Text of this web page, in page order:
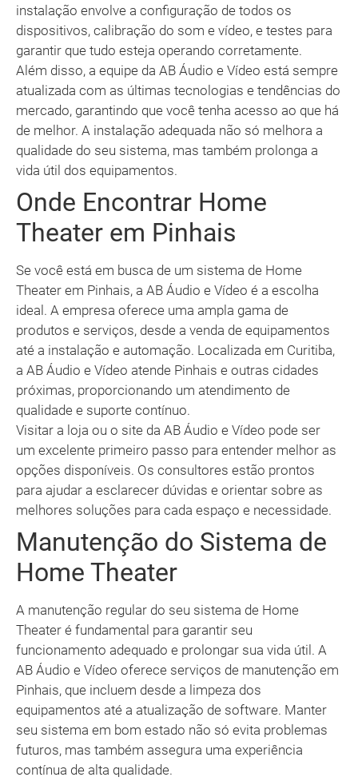
instalação envolve a configuração de todos os
dispositivos, calibração do som e vídeo, e testes para
garantir que tudo esteja operando corretamente.
Além disso, a equipe da AB Áudio e Vídeo está sempre
atualizada com as últimas tecnologias e tendências do
mercado, garantindo que você tenha acesso ao que há
de melhor. A instalação adequada não só melhora a
qualidade do seu sistema, mas também prolonga a
vida útil dos equipamentos.
Onde Encontrar Home
Theater em Pinhais
Se você está em busca de um sistema de Home
Theater em Pinhais, a AB Áudio e Vídeo é a escolha
ideal. A empresa oferece uma ampla gama de
produtos e serviços, desde a venda de equipamentos
até a instalação e automação. Localizada em Curitiba,
a AB Áudio e Vídeo atende Pinhais e outras cidades
próximas, proporcionando um atendimento de
qualidade e suporte contínuo.
Visitar a loja ou o site da AB Áudio e Vídeo pode ser
um excelente primeiro passo para entender melhor as
opções disponíveis. Os consultores estão prontos
para ajudar a esclarecer dúvidas e orientar sobre as
melhores soluções para cada espaço e necessidade.
Manutenção do Sistema de
Home Theater
A manutenção regular do seu sistema de Home
Theater é fundamental para garantir seu
funcionamento adequado e prolongar sua vida útil. A
AB Áudio e Vídeo oferece serviços de manutenção em
Pinhais, que incluem desde a limpeza dos
equipamentos até a atualização de software. Manter
seu sistema em bom estado não só evita problemas
futuros, mas também assegura uma experiência
contínua de alta qualidade.